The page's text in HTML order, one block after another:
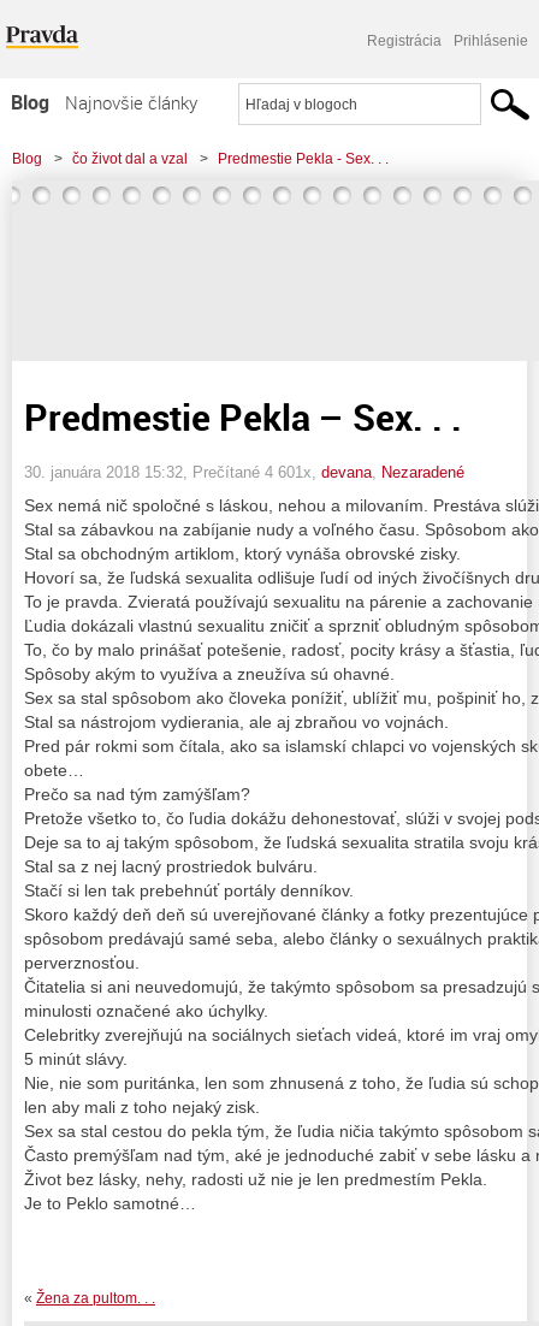
Registrácia Prihlásenie
Blog
Najnovšie články
Najčítanejšie články
Najkomentovanejšie články
Blog > čo život dal a vzal > Predmestie Pekla - Sex. . .
Predmestie Pekla – Sex. . .
30. januára 2018 15:32 , Prečítané 4 601x, devana Nezaradené
Sex nemá nič spoločné s láskou, nehou a milovaním. Prestáva
Stal sa zábavkou na zabíjanie nudy a voľného času. Spôsobom
Stal sa obchodným artiklom, ktorý vynáša obrovské zisky.
Hovorí sa, že ľudská sexualita odlišuje ľudí od iných živočíšnych
To je pravda. Zvieratá používajú sexualitu na párenie a zachovanie
Ľudia dokázali vlastnú sexualitu zničiť a sprzniť obludným
To, čo by malo prinášať potešenie, radosť, pocity krásy a šťastia,
Spôsoby akým to využíva a zneužíva sú ohavné.
Sex sa stal spôsobom ako človeka ponížiť, ublížiť mu, pošpiniť ho,
Stal sa nástrojom vydierania, ale aj zbraňou vo vojnách.
Pred pár rokmi som čítala, ako sa islamskí chlapci vo vojenských
obete…
Prečo sa nad tým zamýšľam?
Pretože všetko to, čo ľudia dokážu dehonestovať, slúži v svojej
Deje sa to aj takým spôsobom, že ľudská sexualita stratila svoju
Stal sa z nej lacný prostriedok bulváru.
Stačí si len tak prebehnúť portály denníkov.
Skoro každý deň deň sú uverejňované články a fotky prezentujúce
spôsobom predávajú samé seba, alebo články o sexuálnych
perverznosťou.
Čitatelia si ani neuvedomujú, že takýmto spôsobom sa presadzujú
minulosti označené ako úchylky.
Celebritky zverejňujú na sociálnych sieťach videá, ktoré im vraj
5 minút slávy.
Nie, nie som puritánka, len som zhnusená z toho, že ľudia sú
len aby mali z toho nejaký zisk.
Sex sa stal cestou do pekla tým, že ľudia ničia takýmto spôsobom
Často premýšľam nad tým, aké je jednoduché zabiť v sebe lásku
Život bez lásky, nehy, radosti už nie je len predmestím Pekla.
Je to Peklo samotné…
« Žena za pultom. . .